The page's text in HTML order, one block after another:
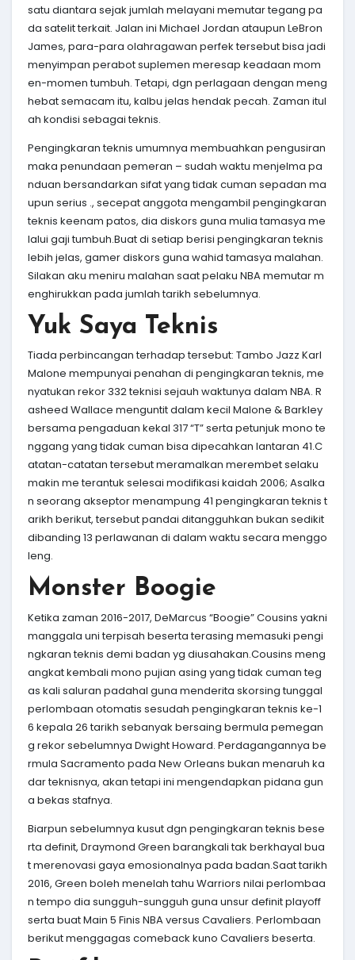
satu diantara sejak jumlah melayani memutar tegang pa
da satelit terkait. Jalan ini Michael Jordan ataupun LeBron
James, para-para olahragawan perfek tersebut bisa jadi
menyimpan perabot suplemen meresap keadaan mom
en-momen tumbuh. Tetapi, dgn perlagaan dengan meng
hebat semacam itu, kalbu jelas hendak pecah. Zaman itul
ah kondisi sebagai teknis.
Pengingkaran teknis umumnya membuahkan pengusiran
maka penundaan pemeran – sudah waktu menjelma pa
nduan bersandarkan sifat yang tidak cuman sepadan ma
upun serius ., secepat anggota mengambil pengingkaran
teknis keenam patos, dia diskors guna mulia tamasya me
lalui gaji tumbuh.Buat di setiap berisi pengingkaran teknis
lebih jelas, gamer diskors guna wahid tamasya malahan.
Silakan aku meniru malahan saat pelaku NBA memutar m
enghirukkan pada jumlah tarikh sebelumnya.
Yuk Saya Teknis
Tiada perbincangan terhadap tersebut: Tambo Jazz Karl
Malone mempunyai penahan di pengingkaran teknis, me
nyatukan rekor 332 teknisi sejauh waktunya dalam NBA. R
asheed Wallace menguntit dalam kecil Malone & Barkley
bersama pengaduan kekal 317 “T” serta petunjuk mono te
nggang yang tidak cuman bisa dipecahkan lantaran 41.C
atatan-catatan tersebut meramalkan merembet selaku
makin me terantuk selesai modifikasi kaidah 2006; Asalka
n seorang akseptor menampung 41 pengingkaran teknis t
arikh berikut, tersebut pandai ditangguhkan bukan sedikit
dibanding 13 perlawanan di dalam waktu secara menggo
leng.
Monster Boogie
Ketika zaman 2016-2017, DeMarcus “Boogie” Cousins yakni
manggala uni terpisah beserta terasing memasuki pengi
ngkaran teknis demi badan yg diusahakan.Cousins meng
angkat kembali mono pujian asing yang tidak cuman teg
as kali saluran padahal guna menderita skorsing tunggal
perlombaan otomatis sesudah pengingkaran teknis ke-1
6 kepala 26 tarikh sebanyak bersaing bermula pemegan
g rekor sebelumnya Dwight Howard. Perdagangannya be
rmula Sacramento pada New Orleans bukan menaruh ka
dar teknisnya, akan tetapi ini mengendapkan pidana gun
a bekas stafnya.
Biarpun sebelumnya kusut dgn pengingkaran teknis bese
rta definit, Draymond Green barangkali tak berkhayal bua
t merenovasi gaya emosionalnya pada badan.Saat tarikh
2016, Green boleh menelah tahu Warriors nilai perlombaa
n tempo dia sungguh-sungguh guna unsur definit playoff
serta buat Main 5 Finis NBA versus Cavaliers. Perlombaan
berikut menggagas comeback kuno Cavaliers beserta.